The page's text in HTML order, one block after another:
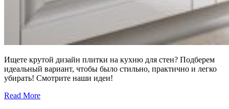
Ищете крутой дизайн плитки на кухню для стен? Подберем
идеальный вариант, чтобы было стильно, практично и легко
убирать! Смотрите наши идеи!
Read More